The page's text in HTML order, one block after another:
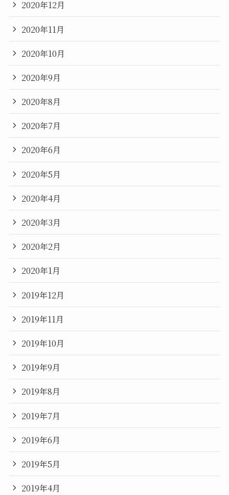
2020年12月
2020年11月
2020年10月
2020年9月
2020年8月
2020年7月
2020年6月
2020年5月
2020年4月
2020年3月
2020年2月
2020年1月
2019年12月
2019年11月
2019年10月
2019年9月
2019年8月
2019年7月
2019年6月
2019年5月
2019年4月